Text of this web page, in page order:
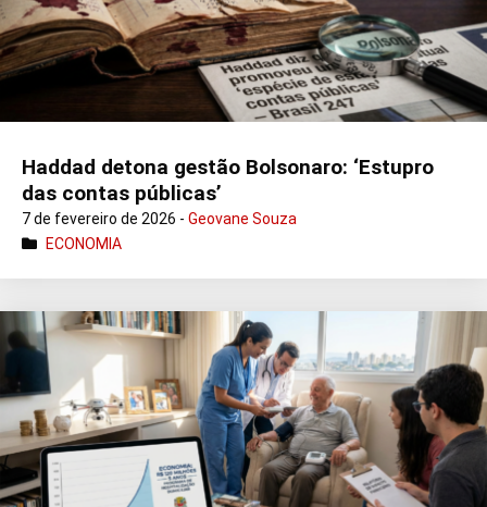
Haddad detona gestão Bolsonaro: ‘Estupro
das contas públicas’
7 de fevereiro de 2026 - Geovane Souza
ECONOMIA